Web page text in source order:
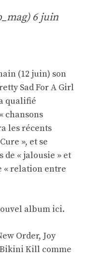
6 juin
(12 juin) son
Sad For A Girl
qualifié
chansons
les récents
», et se
de « jalousie » et
« relation entre
album ici.
Order, Joy
Kill comme